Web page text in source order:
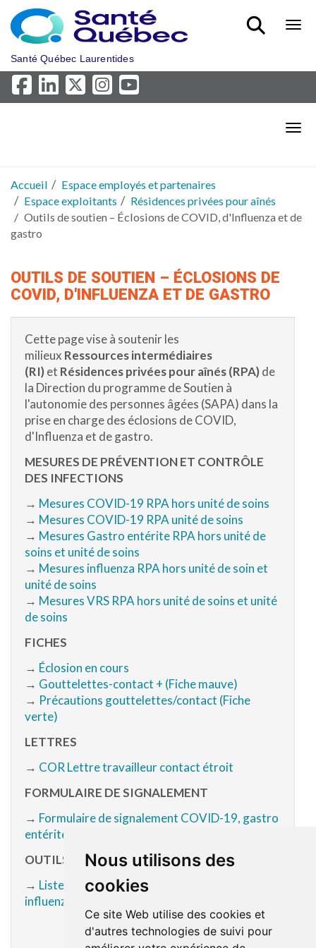
Nous utilisons des
cookies
Ce site Web utilise des cookies et
d'autres technologies de suivi pour
Aller au menu principal
Santé Québec Laurentides
Accueil
Espace employés et partenaires
Espace exploitants
Résidences privées pour aînés
Outils de soutien – Éclosions de COVID, d'Influenza et de
gastro
OUTILS DE SOUTIEN – ÉCLOSIONS DE
COVID, D'INFLUENZA ET DE GASTRO
Cette page vise à soutenir les
milieux Ressources intermédiaires
(RI)et Résidences privées pour aînés (RPA)de
la Direction du programme de Soutien à
l'autonomie des personnes âgées (SAPA) dans la
prise en charge des éclosions de COVID,
d'Influenza et de gastro.
MESURES DE PRÉVENTION ET CONTRÔLE
DES INFECTIONS
→ Mesures COVID-19 RPA hors unité de soins
→ Mesures COVID-19 RPA unité de soins
→ Mesures Gastro entérite RPA hors unité de
soins et unité de soins
→ Mesures influenza RPA hors unité de soin et
unité de soins
→ Mesures VRS RPA hors unité de soins et unité
de soins
FICHES
→ Éclosion en cours
→ Gouttelettes-contact + (Fiche mauve)
→ Précautions gouttelettes/contact (Fiche
verte)
LETTRES
→ COR Lettre travailleur contact étroit
FORMULAIRE DE SIGNALEMENT
→ Formulaire de signalement COVID-19, gastro
entérite et influenza
OUTILS DE SUIVI DES CAS
→ Liste de cas COVID-19, gastro entérite et
influenza